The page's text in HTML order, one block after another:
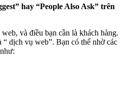
hay “People Also Ask” trên
và điều bạn cần là khách hàng.
dịch vụ web”. Bạn có thể nhờ các